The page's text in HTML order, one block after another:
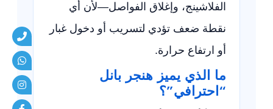
الفلاشينج، وإغلاق الفواصل—لأن أي
نقطة ضعف تؤدي لتسريب أو دخول غبار
أو ارتفاع حرارة.
ما الذي يميز هنجر بانل
“احترافي”؟